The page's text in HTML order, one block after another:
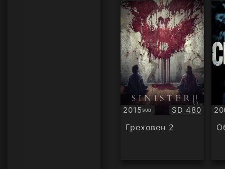
рейтинг:
2015SUB
Субтитри Качество:
SD 480
Греховен 2